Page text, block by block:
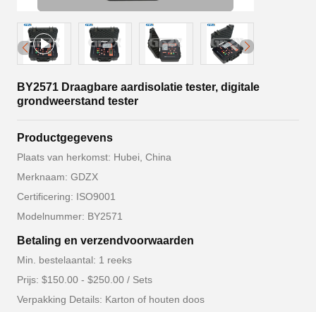
BY2571 Draagbare aardisolatie tester, digitale
grondweerstand tester
Productgegevens
Plaats van herkomst: Hubei, China
Merknaam: GDZX
Certificering: ISO9001
Modelnummer: BY2571
Betaling en verzendvoorwaarden
Min. bestelaantal: 1 reeks
Prijs: $150.00 - $250.00 / Sets
Verpakking Details: Karton of houten doos